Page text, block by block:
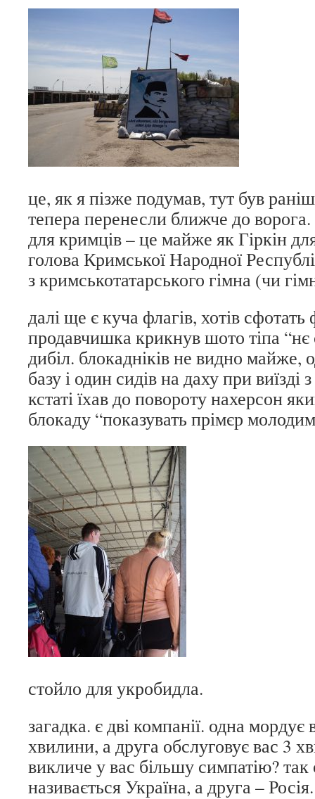
це, як я пізже подумав, тут був
тепера перенесли ближче до
для кримців – це майже як Гіркін
голова Кримської Народної
з кримськотатарського гімна (чи
далі ще є куча флагів, хотів
продавчишка крикнув шото тіпа
дибіл. блокадніків не видно майже,
базу і один сидів на даху при виїзді
кстаті їхав до повороту нахерсон
блокаду “показувать прімєр
стойло для укробидла.
загадка. є дві компанії. одна мордує
хвилини, а друга обслуговує вас 3
викличе у вас більшу симпатію?
називається Україна, а друга – Росія.